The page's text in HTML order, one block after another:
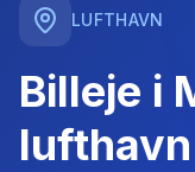
LUFTHAVN
Billeje i
lufthavn